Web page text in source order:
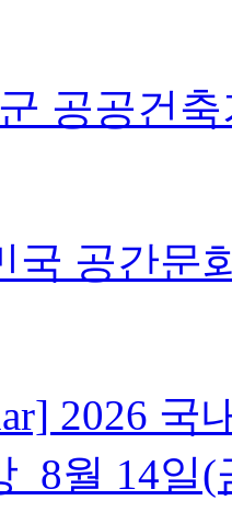
공공건
국 공간문
2026 국
_8월 14일(